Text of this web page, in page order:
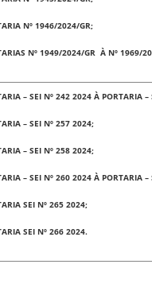
Nº 1946/2024/GR;
Nº 1949/2024/GR À Nº 1969/
– SEI Nº 242 2024 À PORTARIA
– SEI Nº 257 2024;
– SEI Nº 258 2024;
– SEI Nº 260 2024 À PORTARIA
SEI Nº 265 2024;
SEI Nº 266 2024.